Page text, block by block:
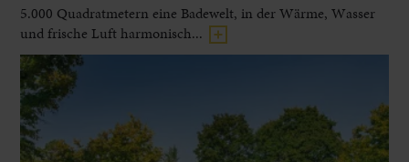
5.000 Quadratmetern eine Badewelt, in der Wärme, Wasser
und frische Luft harmonisch...